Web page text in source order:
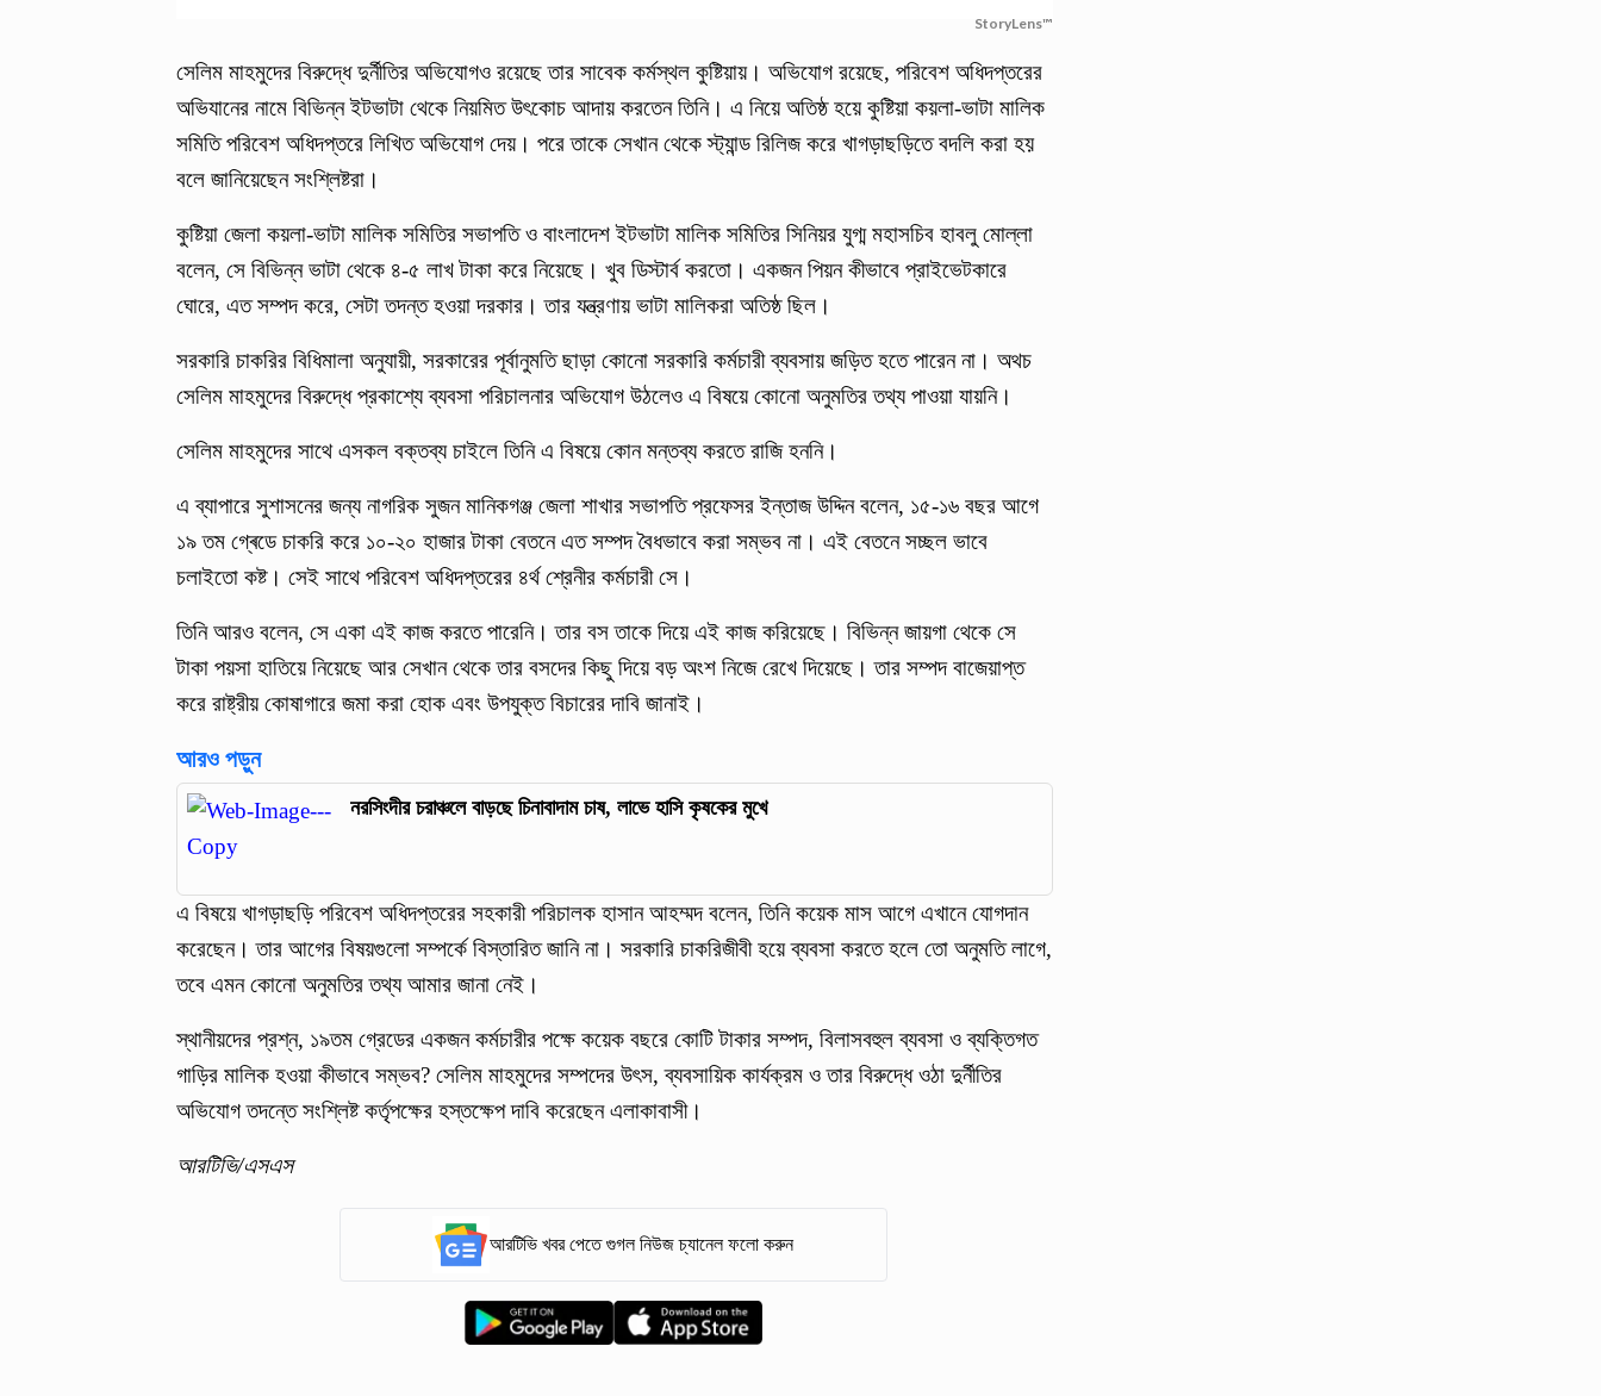
StoryLens™
সেলিম মাহমুদের বিরুদ্ধে দুর্নীতির অভিযোগও রয়েছে তার সাবেক কর্মস্থল কুষ্টিয়ায়। অভিযোগ রয়েছে, পরিবেশ অধিদপ্তরের
অভিযানের নামে বিভিন্ন ইটভাটা থেকে নিয়মিত উৎকোচ আদায় করতেন তিনি। এ নিয়ে অতিষ্ঠ হয়ে কুষ্টিয়া কয়লা-ভাটা মালিক
সমিতি পরিবেশ অধিদপ্তরে লিখিত অভিযোগ দেয়। পরে তাকে সেখান থেকে স্ট্যান্ড রিলিজ করে খাগড়াছড়িতে বদলি করা হয়
বলে জানিয়েছেন সংশ্লিষ্টরা।
কুষ্টিয়া জেলা কয়লা-ভাটা মালিক সমিতির সভাপতি ও বাংলাদেশ ইটভাটা মালিক সমিতির সিনিয়র যুগ্ম মহাসচিব হাবলু মোল্লা
বলেন, সে বিভিন্ন ভাটা থেকে ৪-৫ লাখ টাকা করে নিয়েছে। খুব ডিস্টার্ব করতো। একজন পিয়ন কীভাবে প্রাইভেটকারে
ঘোরে, এত সম্পদ করে, সেটা তদন্ত হওয়া দরকার। তার যন্ত্রণায় ভাটা মালিকরা অতিষ্ঠ ছিল।
সরকারি চাকরির বিধিমালা অনুযায়ী, সরকারের পূর্বানুমতি ছাড়া কোনো সরকারি কর্মচারী ব্যবসায় জড়িত হতে পারেন না। অথচ
সেলিম মাহমুদের বিরুদ্ধে প্রকাশ্যে ব্যবসা পরিচালনার অভিযোগ উঠলেও এ বিষয়ে কোনো অনুমতির তথ্য পাওয়া যায়নি।
সেলিম মাহমুদের সাথে এসকল বক্তব্য চাইলে তিনি এ বিষয়ে কোন মন্তব্য করতে রাজি হননি।
এ ব্যাপারে সুশাসনের জন্য নাগরিক সুজন মানিকগঞ্জ জেলা শাখার সভাপতি প্রফেসর ইন্তাজ উদ্দিন বলেন, ১৫-১৬ বছর আগে
১৯ তম গ্ৰেডে চাকরি করে ১০-২০ হাজার টাকা বেতনে এত সম্পদ বৈধভাবে করা সম্ভব না। এই বেতনে সচ্ছল ভাবে
চলাইতো কষ্ট। সেই সাথে পরিবেশ অধিদপ্তরের ৪র্থ শ্রেনীর কর্মচারী সে।
তিনি আরও বলেন, সে একা এই কাজ করতে পারেনি। তার বস তাকে দিয়ে এই কাজ করিয়েছে। বিভিন্ন জায়গা থেকে সে
টাকা পয়সা হাতিয়ে নিয়েছে আর সেখান থেকে তার বসদের কিছু দিয়ে বড় অংশ নিজে রেখে দিয়েছে। তার সম্পদ বাজেয়াপ্ত
করে রাষ্ট্রীয় কোষাগারে জমা করা হোক এবং উপযুক্ত বিচারের দাবি জানাই।
আরও পড়ুন
নরসিংদীর চরাঞ্চলে বাড়ছে চিনাবাদাম চাষ, লাভে হাসি কৃষকের মুখে
এ বিষয়ে খাগড়াছড়ি পরিবেশ অধিদপ্তরের সহকারী পরিচালক হাসান আহম্মদ বলেন, তিনি কয়েক মাস আগে এখানে যোগদান
করেছেন। তার আগের বিষয়গুলো সম্পর্কে বিস্তারিত জানি না। সরকারি চাকরিজীবী হয়ে ব্যবসা করতে হলে তো অনুমতি লাগে,
তবে এমন কোনো অনুমতির তথ্য আমার জানা নেই।
স্থানীয়দের প্রশ্ন, ১৯তম গ্রেডের একজন কর্মচারীর পক্ষে কয়েক বছরে কোটি টাকার সম্পদ, বিলাসবহুল ব্যবসা ও ব্যক্তিগত
গাড়ির মালিক হওয়া কীভাবে সম্ভব? সেলিম মাহমুদের সম্পদের উৎস, ব্যবসায়িক কার্যক্রম ও তার বিরুদ্ধে ওঠা দুর্নীতির
অভিযোগ তদন্তে সংশ্লিষ্ট কর্তৃপক্ষের হস্তক্ষেপ দাবি করেছেন এলাকাবাসী।
আরটিভি/এসএস
আরটিভি খবর পেতে গুগল নিউজ চ্যানেল ফলো করুন